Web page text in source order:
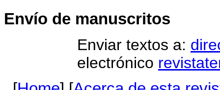
Envío de manuscritos
Enviar textos a:
electrónico